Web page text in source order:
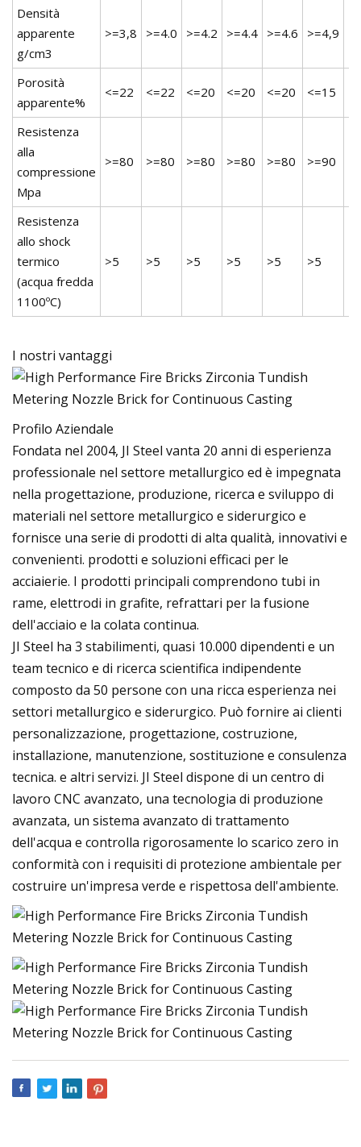
Densità
apparente
g/cm3
>=3,8 >=4.0 >=4.2 >=4.4 >=4.6 >=4,9
Porosità
apparente%
<=22 <=22 <=20 <=20 <=20 <=15
Resistenza
alla
compressione
Mpa
>=80 >=80 >=80 >=80 >=80 >=90
Resistenza
allo shock
termico
(acqua fredda
1100ºC)
>5 >5 >5 >5 >5 >5
I nostri vantaggi
Profilo Aziendale
Fondata nel 2004, JI Steel vanta 20 anni di esperienza
professionale nel settore metallurgico ed è impegnata
nella progettazione, produzione, ricerca e sviluppo di
materiali nel settore metallurgico e siderurgico e
fornisce una serie di prodotti di alta qualità, innovativi e
convenienti. prodotti e soluzioni efficaci per le
acciaierie. I prodotti principali comprendono tubi in
rame, elettrodi in grafite, refrattari per la fusione
dell'acciaio e la colata continua.
JI Steel ha 3 stabilimenti, quasi 10.000 dipendenti e un
team tecnico e di ricerca scientifica indipendente
composto da 50 persone con una ricca esperienza nei
settori metallurgico e siderurgico. Può fornire ai clienti
personalizzazione, progettazione, costruzione,
installazione, manutenzione, sostituzione e consulenza
tecnica. e altri servizi. JI Steel dispone di un centro di
lavoro CNC avanzato, una tecnologia di produzione
avanzata, un sistema avanzato di trattamento
dell'acqua e controlla rigorosamente lo scarico zero in
conformità con i requisiti di protezione ambientale per
costruire un'impresa verde e rispettosa dell'ambiente.